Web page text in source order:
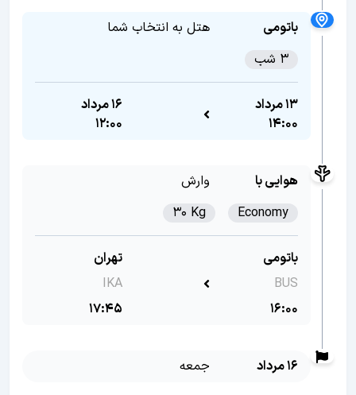
باتومی
هتل به انتخاب شما
3 شب
13 مرداد
14:00
16 مرداد
12:00
هوایی با
وارش
Economy
30 Kg
باتومی
BUS
16:00
تهران
IKA
17:45
16 مرداد جمعه